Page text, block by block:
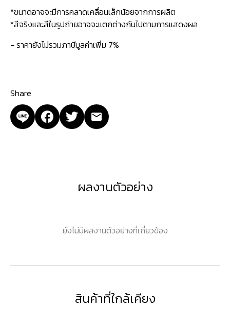
*ขนาดอาจจะมีการคลาดเคลื่อนเล็กน้อยจากการผลิต
*สีจริงและสีในรูปถ่ายอาจจะแตกต่างกันไปตามการแสดงผล
- ราคายังไม่รวมภาษีมูลค่าเพิ่ม 7%
Share
ผลงานตัวอย่าง
ยังไม่มีผลงานตัวอย่างที่เกี่ยวข้อง
สินค้าที่ใกล้เคียง